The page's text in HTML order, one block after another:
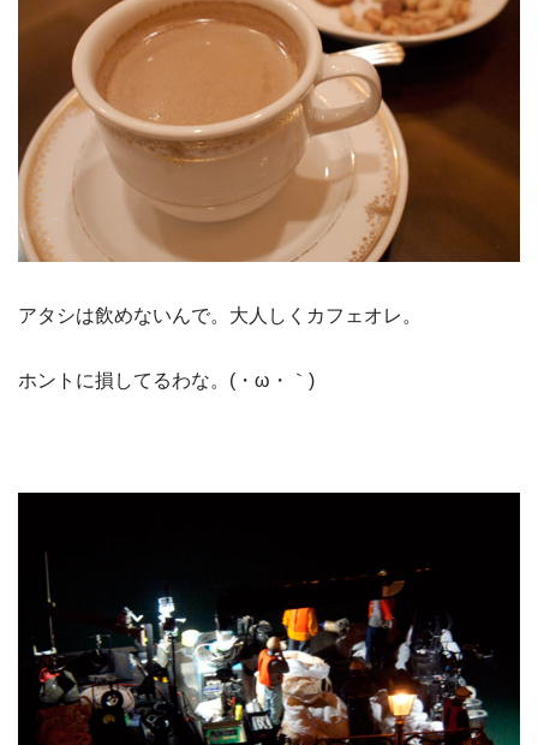
アタシは飲めないんで。大人しくカフェオレ。
ホントに損してるわな。(・ω・｀)